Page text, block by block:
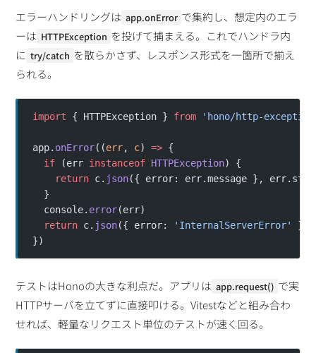
エラーハンドリングは app.onError で集約し、想定内のエラ
ーは HTTPException を投げて捕まえる。これでハンドラ内
に try/catch を散らかさず、レスポンス形式を一箇所で揃え
られる。
import { HTTPException } from 'hono/http-
app. onError((err, c) => {
  if
(err instanceof HTTPException) {
    return
c. json({ error: err.message },
  }
  console.
error(err)
  return
c. json({ error: 'InternalServerError' },
})
テストはHonoの大きな利点だ。アプリは app.request() で実
HTTPサーバを立てずに直接叩ける。Vitestなどと組み合わ
せれば、軽量なリクエスト単位のテストが速く回る。